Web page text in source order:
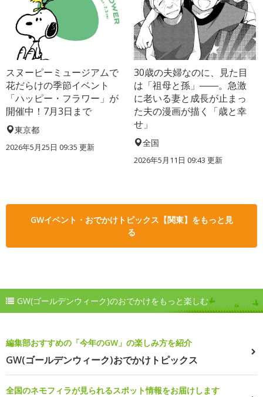
スヌーピーミュージアムで
花だらけの季節イベント
「ハッピー・フラワー」が
開催中！7月3日まで
東京都
2026年5月25日 09:35 更新
30歳の夫婦なのに、見た目
は「祖母と孫」――。急激
に老いる妻と成長が止まっ
た夫の漫画が描く「歳と幸
せ」
全国
2026年5月11日 09:43 更新
GWイベント・おでかけトピックス【関東】をもっと見
る
GW(ゴールデンウィーク)のおでかけをもっと楽しむ
編集部おすすめの「今年のGW」の楽しみ方を紹介
GW(ゴールデンウィーク)おでかけトピックス
全国のネモフィラが見られるスポット情報をお届けします